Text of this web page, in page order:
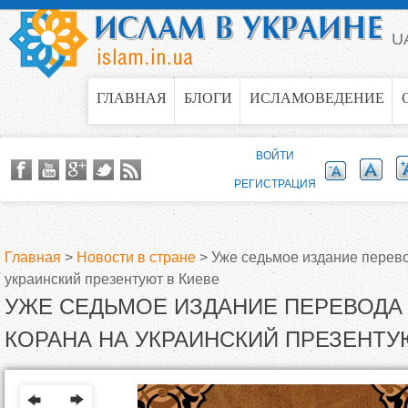
Jump to navigation
ГЛАВНАЯ БЛОГИ ИСЛАМОВЕДЕНИЕ
В
ы
з
Главная > Новости в стране > Уже седьмое издание
украинский презентуют в Киеве
УЖЕ СЕДЬМОЕ ИЗДАНИЕ
КОРАНА НА УКРАИНСКИЙ
ВОЙТИ
РЕГИСТРАЦИЯ